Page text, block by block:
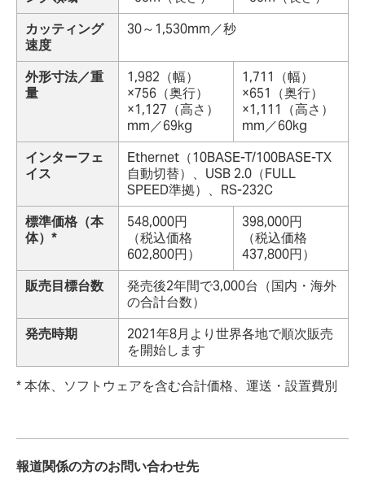
カッティング
速度
30～1,530mm／秒
外形寸法／重
量
1,982（幅）
×756（奥行）
×1,127（高さ）
mm／69kg
1,711（幅）
×651（奥行）
×1,111（高さ）
mm／60kg
インターフェ
イス
Ethernet（10BASE-T/100BASE-TX
自動切替）、USB 2.0（FULL
SPEED準拠）、RS-232C
標準価格（本
体）*
548,000円
（税込価格
602,800円）
398,000円
（税込価格
437,800円）
販売目標台数
発売後2年間で3,000台（国内・海外
の合計台数）
発売時期
2021年8月より世界各地で順次販売
を開始します
* 本体、ソフトウェアを含む合計価格、運送・設置費別
報道関係の方のお問い合わせ先